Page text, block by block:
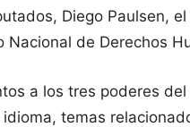
Diego Paulsen,
de Derechos
a los tres poderes
temas